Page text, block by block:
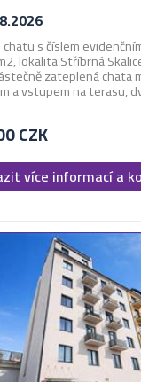
s číslem
lokalita Stříbrná
zateplená chata
a vstupem na terasu,
CZK
více informací a